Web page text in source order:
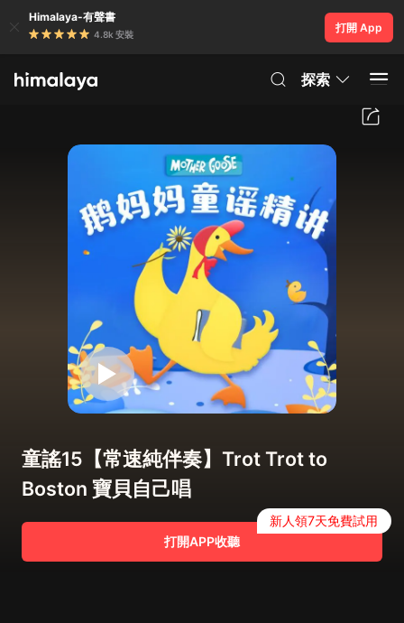
Himalaya-有聲書
4.8k 安裝
打開 App
探索
童謠15【常速純伴奏】Trot Trot to
Boston 寶貝自己唱
打開APP收聽
新人領7天免費試用